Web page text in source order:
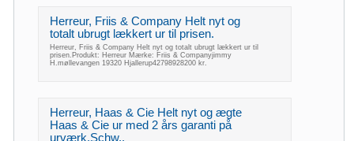
Herreur, Friis & Company Helt nyt og
totalt ubrugt lækkert ur til prisen.
Herreur, Friis & Company Helt nyt og totalt ubrugt lækkert ur til
prisen.Produkt: Herreur Mærke: Friis & Companyjimmy
H.møllevangen 19320 Hjallerup42798928200 kr.
Herreur, Haas & Cie Helt nyt og ægte
Haas & Cie ur med 2 års garanti på
urværk.Schw..